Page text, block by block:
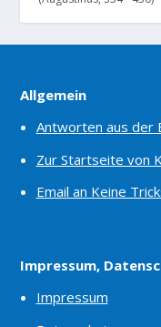
Allgemein
Antworten aus der
Zur Startseite von
Email an Keine
Impressum,
Impressum